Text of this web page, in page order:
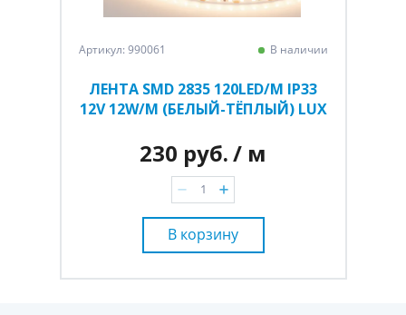
Артикул: 990061 В наличии
ЛЕНТА SMD 2835 120LED/M IP33
12V 12W/M (БЕЛЫЙ-ТЁПЛЫЙ) LUX
230 руб./ м
В корзину